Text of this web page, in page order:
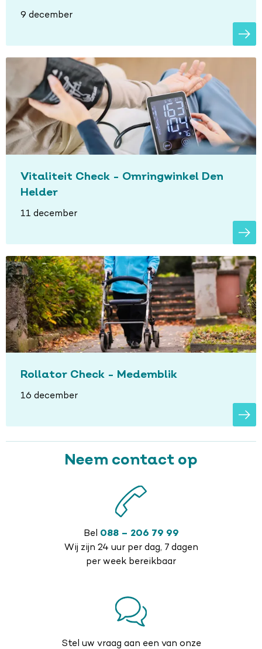
9 december
Vitaliteit Check - Omringwinkel Den
Helder
11 december
Rollator Check - Medemblik
16 december
Neem contact op
Bel 088 – 206 79 99
Wij zijn 24 uur per dag, 7 dagen
per week bereikbaar
Stel uw vraag aan een van onze